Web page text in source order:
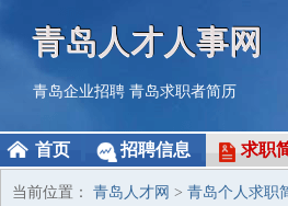
青岛人才人事网
青岛企业招聘 青岛求职者简历
首页 招聘信息 求职
当前位置： 青岛人才网 > 青岛个人求职